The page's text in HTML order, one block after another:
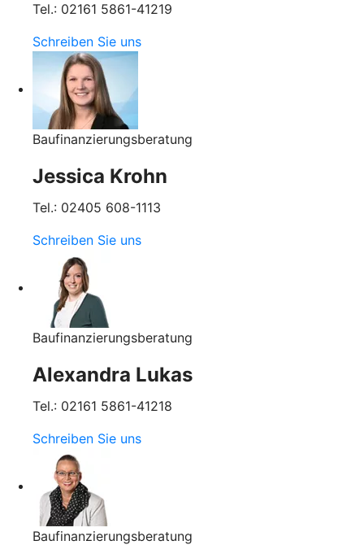
Tel.: 02161 5861-41219
Schreiben Sie uns
Baufinanzierungsberatung
Jessica Krohn
Tel.: 02405 608-1113
Schreiben Sie uns
Baufinanzierungsberatung
Alexandra Lukas
Tel.: 02161 5861-41218
Schreiben Sie uns
Baufinanzierungsberatung